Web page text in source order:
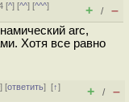
[^] [^^] [^^^]
+ / –
arc,
Хотя все равно
] [ответить][↑]
+ / –